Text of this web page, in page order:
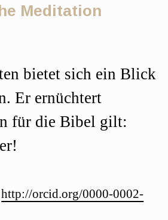
Meditation
http://orcid.org/0000-0002-
bietet sich ein Blick
Er ernüchtert
für die Bibel gilt: